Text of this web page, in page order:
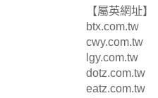
【屬英網址】
btx.com.tw
cwy.com.tw
lgy.com.tw
dotz.com.tw
eatz.com.tw